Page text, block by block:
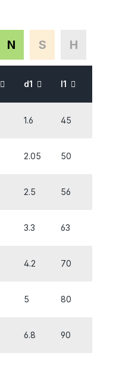
N S H
d1 l1
1.6 45
2.05 50
2.5 56
3.3 63
4.2 70
5 80
6.8 90